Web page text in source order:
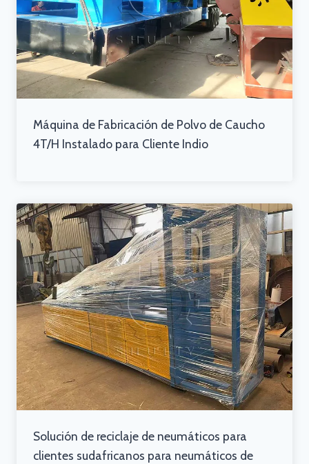
Máquina de Fabricación de Polvo de Caucho
4T/H Instalado para Cliente Indio
Solución de reciclaje de neumáticos para
clientes sudafricanos para neumáticos de